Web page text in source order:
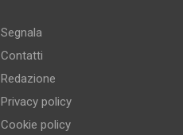
Segnala
Contatti
Redazione
Privacy policy
Cookie policy